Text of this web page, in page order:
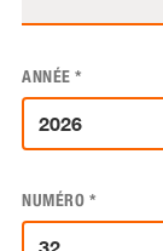
ANNÉE *
NUMÉRO *